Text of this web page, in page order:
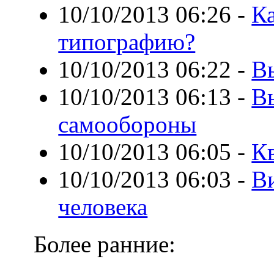
10/10/2013 06:26 -
типографию?
10/10/2013 06:22 -
10/10/2013 06:13 -
самообороны
10/10/2013 06:05 -
10/10/2013 06:03 -
человека
Более ранние: